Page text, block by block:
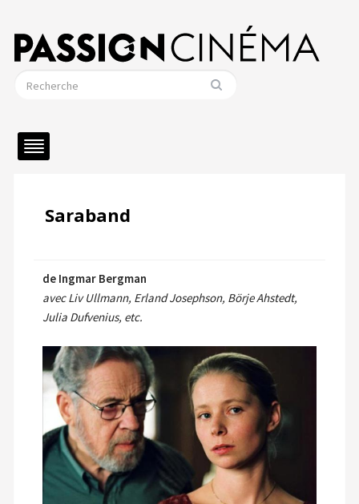
Saraband
de Ingmar Bergman
avec Liv Ullmann, Erland Josephson, Börje Ahstedt,
Julia Dufvenius, etc.